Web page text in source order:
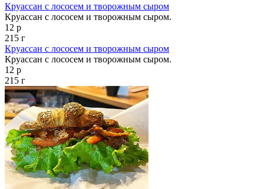
Круассан с лососем и творожным сыром
Круассан с лососем и творожным сыром.
12 р
215 г
Круассан с лососем и творожным сыром
Круассан с лососем и творожным сыром.
12 р
215 г